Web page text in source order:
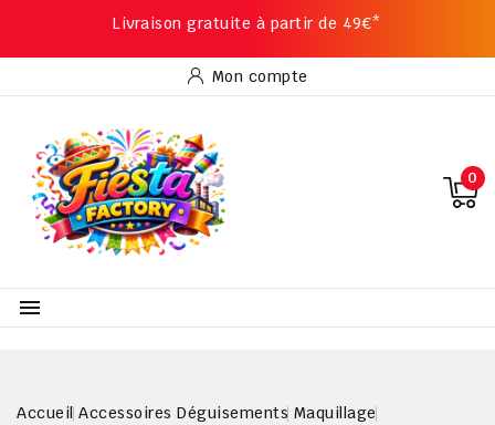
Livraison gratuite à partir de 49€*
Mon compte
0

Accueil Accessoires Déguisements Maquillage